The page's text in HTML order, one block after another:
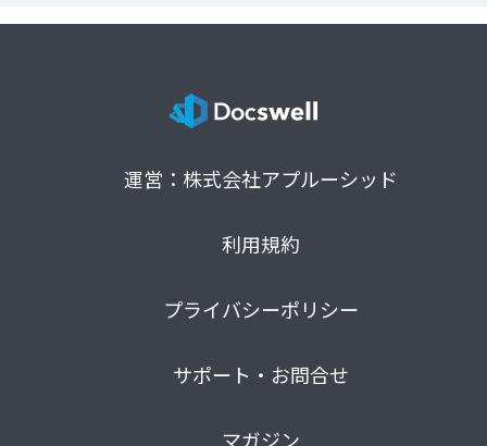
運営：株式会社アプルーシッド
利用規約
プライバシーポリシー
サポート・お問合せ
マガジン